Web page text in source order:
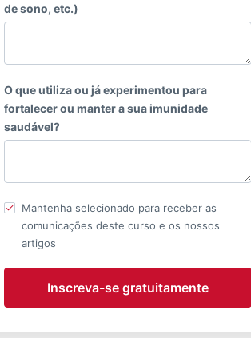
de sono, etc.)
O que utiliza ou já experimentou para
fortalecer ou manter a sua imunidade
saudável?
Mantenha selecionado para receber as
comunicações deste curso e os nossos
artigos